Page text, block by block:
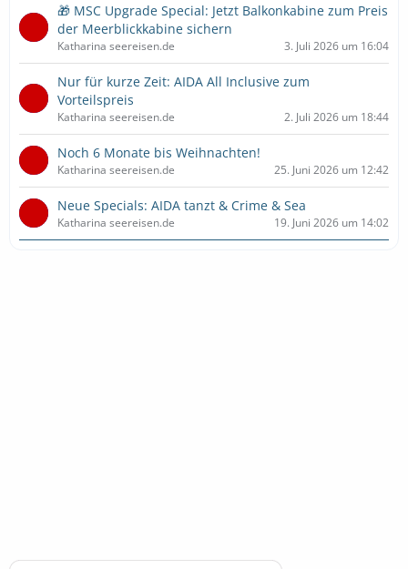
🎁 MSC Upgrade Special: Jetzt Balkonkabine zum Preis
der Meerblickkabine sichern
Katharina seereisen.de 3. Juli 2026 um 16:04
Nur für kurze Zeit: AIDA All Inclusive zum
Vorteilspreis
Katharina seereisen.de 2. Juli 2026 um 18:44
Noch 6 Monate bis Weihnachten!
Katharina seereisen.de 25. Juni 2026 um 12:42
Neue Specials: AIDA tanzt & Crime & Sea
Katharina seereisen.de 19. Juni 2026 um 14:02